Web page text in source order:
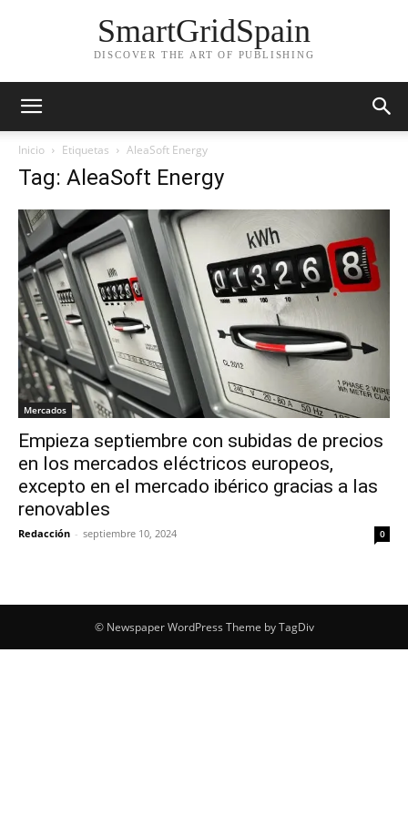
SmartGridSpain
DISCOVER THE ART OF PUBLISHING
Inicio Etiquetas AleaSoft Energy
Tag: AleaSoft Energy
Mercados
Empieza septiembre con subidas de precios
en los mercados eléctricos europeos,
excepto en el mercado ibérico gracias a las
renovables
Redacción - septiembre 10, 2024 0
© Newspaper WordPress Theme by TagDiv